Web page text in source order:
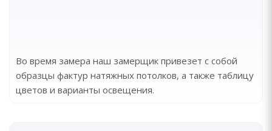
Во время замера наш замерщик привезет с собой
образцы фактур натяжных потолков, а также таблицу
цветов и варианты освещения.